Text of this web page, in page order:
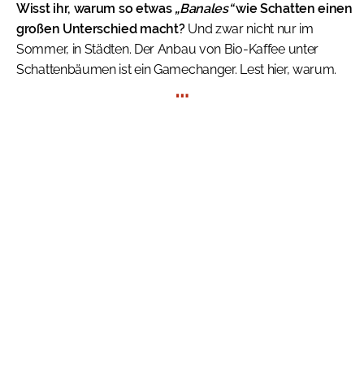
Wisst ihr, warum so etwas „Banales“wie Schatten einen
großen Unterschied macht?Und zwar nicht nur im
Sommer, in Städten. Der Anbau von Bio-Kaffee unter
Schattenbäumen ist ein Gamechanger. Lest hier, warum.
…